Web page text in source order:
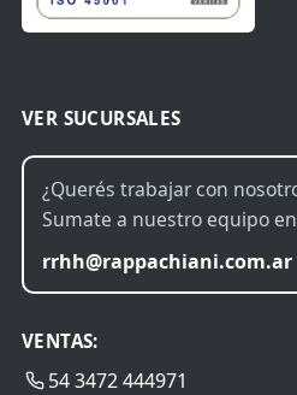
VER SUCURSALES
¿Querés trabajar con
Sumate a nuestro equipo
rrhh@rappachiani.com.ar
VENTAS:
54 3472 444971